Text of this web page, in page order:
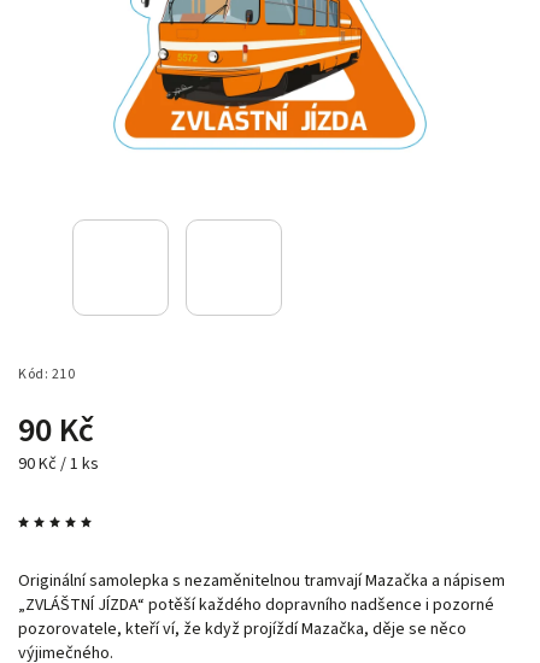
Kód: 210
90 Kč
90 Kč / 1 ks
Originální samolepka s nezaměnitelnou tramvají Mazačka a nápisem
„ZVLÁŠTNÍ JÍZDA“ potěší každého dopravního nadšence i pozorné
pozorovatele, kteří ví, že když projíždí Mazačka, děje se něco
výjimečného.